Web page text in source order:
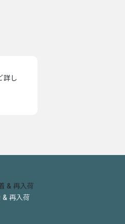
詳し
& 再入荷